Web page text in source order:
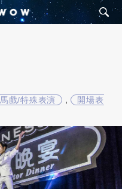
馬戲/特殊表演 ,
開場表